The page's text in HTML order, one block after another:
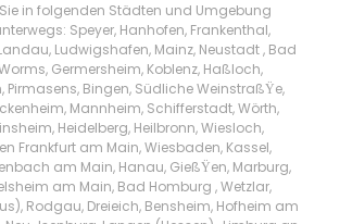
in folgenden Städten und Umgebung
Speyer, Hanhofen, Frankenthal,
Ludwigshafen, Mainz, Neustadt , Bad
Germersheim, Koblenz, Haßloch,
Pirmasens, Bingen, Südliche WeinstraßŸe,
Mannheim, Schifferstadt, Wörth,
Heidelberg, Heilbronn, Wiesloch,
Frankfurt am Main, Wiesbaden, Kassel,
am Main, Hanau, GießŸen, Marburg,
am Main, Bad Homburg , Wetzlar,
Rodgau, Dreieich, Bensheim, Hofheim am